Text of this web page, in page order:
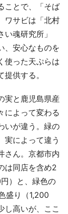
ことで、「そば
ワサビは「北村
魂研究所」
、安心なものを
使った天ぷらは
供する。
実と鹿児島県産
によって変わる
いが違う。緑の
実によって違う
さん。京都市内
は同店を含め2
）と、緑色の
盛り（1,200
し高いが、ここ